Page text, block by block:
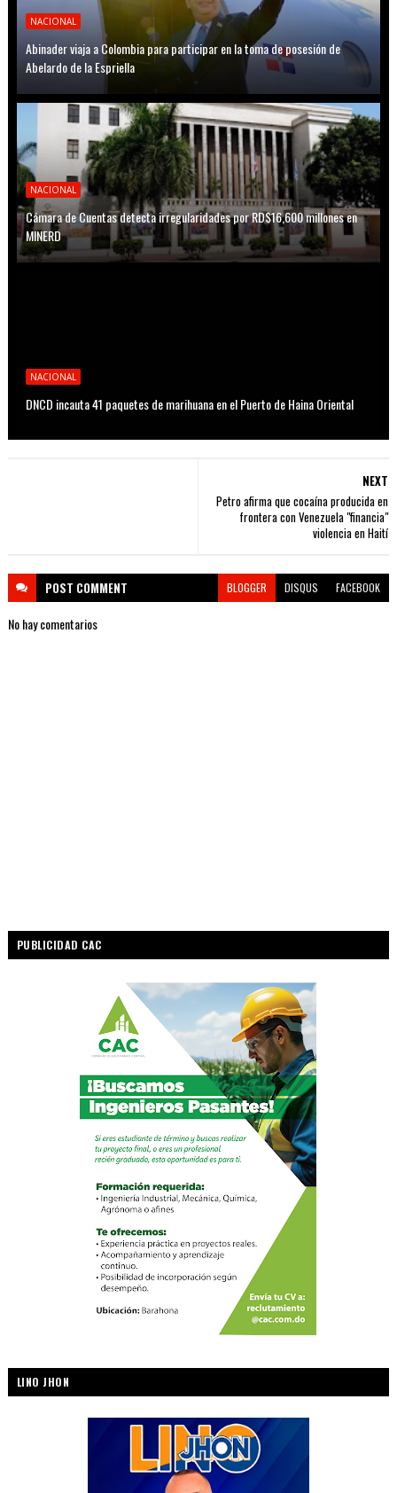
NACIONAL
Abinader viaja a Colombia para participar en la toma de posesión de
Abelardo de la Espriella
NACIONAL
Cámara de Cuentas detecta irregularidades por RD$16,600 millones en
MINERD
NACIONAL
DNCD incauta 41 paquetes de marihuana en el Puerto de Haina Oriental
NEXT
Petro afirma que cocaína producida en
frontera con Venezuela "financia"
violencia en Haití
POST COMMENT BLOGGER DISQUS FACEBOOK
No hay comentarios
PUBLICIDAD CAC
LINO JHON